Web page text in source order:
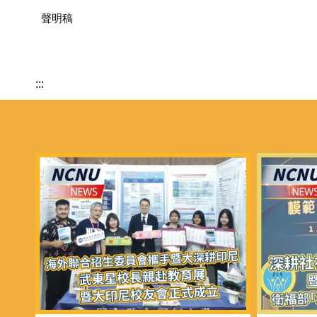
聲明稿
:::